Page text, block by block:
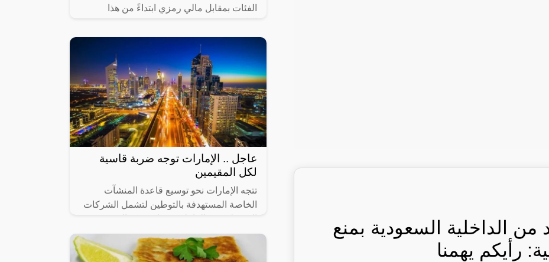
الداخلية السعودية بمنع
رأيكم يهمنا
الفئات بمقابل مالي رمزي ابتداءً من هذا
عاجل .. الإمارات توجه ضربة قاسية
لكل المقيمين
تتجه الإمارات نحو توسيع قاعدة المنشآت
الخاصة المستهدفة بالتوطين لتشمل الشركات
عاملاً، في 14 نشاطاً اقتصادياً رئيساً تم